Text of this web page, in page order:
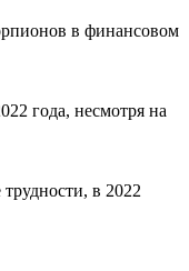
в финансовом
года, несмотря на
в 2022